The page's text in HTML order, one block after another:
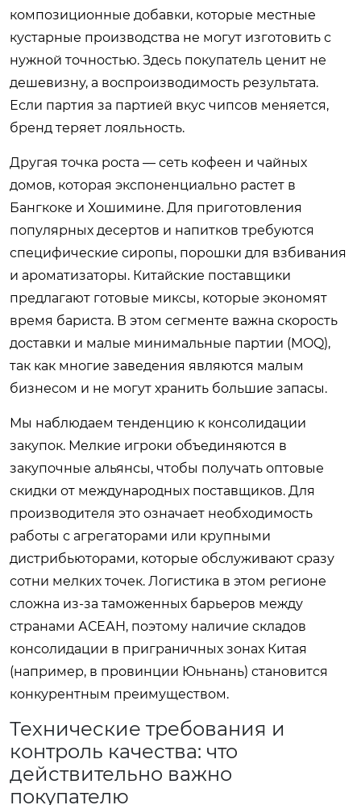
композиционные добавки, которые местные
кустарные производства не могут изготовить с
нужной точностью. Здесь покупатель ценит не
дешевизну, а воспроизводимость результата.
Если партия за партией вкус чипсов меняется,
бренд теряет лояльность.
Другая точка роста — сеть кофеен и чайных
домов, которая экспоненциально растет в
Бангкоке и Хошимине. Для приготовления
популярных десертов и напитков требуются
специфические сиропы, порошки для взбивания
и ароматизаторы. Китайские поставщики
предлагают готовые миксы, которые экономят
время бариста. В этом сегменте важна скорость
доставки и малые минимальные партии (MOQ),
так как многие заведения являются малым
бизнесом и не могут хранить большие запасы.
Мы наблюдаем тенденцию к консолидации
закупок. Мелкие игроки объединяются в
закупочные альянсы, чтобы получать оптовые
скидки от международных поставщиков. Для
производителя это означает необходимость
работы с агрегаторами или крупными
дистрибьюторами, которые обслуживают сразу
сотни мелких точек. Логистика в этом регионе
сложна из-за таможенных барьеров между
странами АСЕАН, поэтому наличие складов
консолидации в приграничных зонах Китая
(например, в провинции Юньнань) становится
конкурентным преимуществом.
Технические требования и
контроль качества: что
действительно важно
покупателю